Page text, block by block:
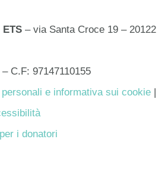
ETS – via Santa Croce 19 – 20122
C.F: 97147110155
e informativa sui cookie |
i donatori